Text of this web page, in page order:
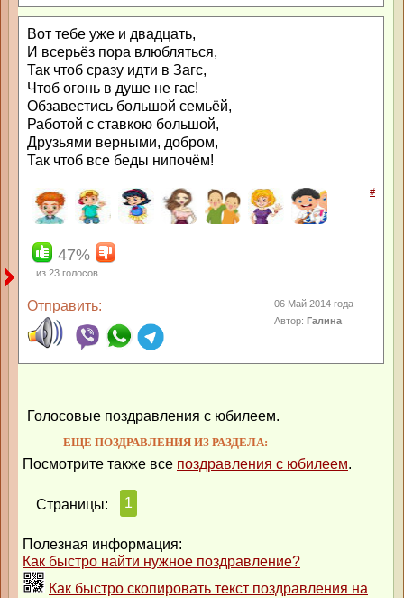
Вот тебе уже и двадцать,
И всерьёз пора влюбляться,
Так чтоб сразу идти в Загс,
Чтоб огонь в душе не гас!
Обзавестись большой семьёй,
Работой с ставкою большой,
Друзьями верными, добром,
Так чтоб все беды нипочём!
#
47%
из 23 голосов
Отправить:
06 Май 2014 года
Автор:Галина
Голосовые поздравления с юбилеем.
ЕЩЕ ПОЗДРАВЛЕНИЯ ИЗ РАЗДЕЛА:
Посмотрите также все поздравления с юбилеем.
Страницы: 1
Полезная информация:
Как быстро найти нужное поздравление?
Как быстро скопировать текст поздравления на